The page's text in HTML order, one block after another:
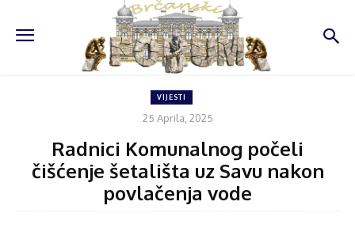
VIJESTI
25 Aprila, 2025
Radnici Komunalnog počeli
čišćenje šetališta uz Savu nakon
povlačenja vode